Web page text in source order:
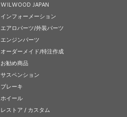
WILWOOD JAPAN
インフォーメーション
エアロパーツ/外装パーツ
エンジンパーツ
オーダーメイド/特注作成
お勧め商品
サスペンション
ブレーキ
ホイール
レストア / カスタム